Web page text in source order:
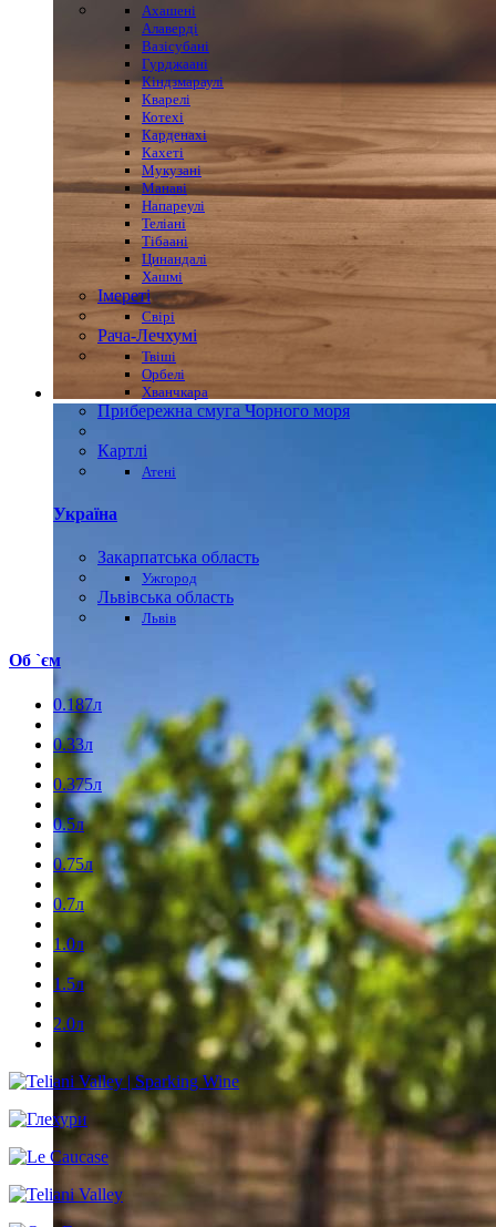
Ахашені
Алаверді
Вазісубані
Гурджаані
Кіндзмараулі
Кварелі
Котехі
Карденахі
Кахеті
Мукузані
Манаві
Напареулі
Теліані
Тібаані
Цинандалі
Хашмі
Імереті
Свірі
Рача-Лечхумі
Твіші
Орбелі
Хванчкара
Прибережна смуга Чорного моря
Картлі
Атені
Україна
Закарпатська область
Ужгород
Львівська область
Львів
Об `єм
0.187л
0.33л
0.375л
0.5л
0.75л
0.7л
1.0л
1.5л
2.0л